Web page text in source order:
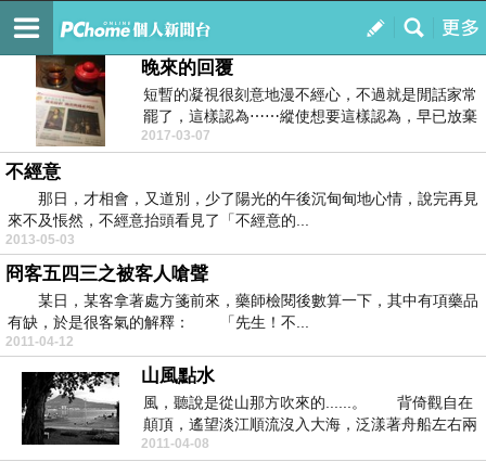
我的
訂閱
愛情放映室
晚來的回覆
短暫的凝視很刻意地漫不經心，不過就是閒話家常
罷了，這樣認為⋯⋯縱使想要這樣認為，早已放棄
那個答案的追...
2017-03-07
不經意
那日，才相會，又道別，少了陽光的午後沉甸甸地心情，說完再見
來不及悵然，不經意抬頭看見了「不經意的...
2013-05-03
冏客五四三之被客人嗆聲
某日，某客拿著處方箋前來，藥師檢閱後數算一下，其中有項藥品
有缺，於是很客氣的解釋： 「先生！不...
2011-04-12
山風點水
風，聽說是從山那方吹來的......。 背倚觀自在
顛頂，遙望淡江順流沒入大海，泛漾著舟船左右兩
岸規...
2011-04-08